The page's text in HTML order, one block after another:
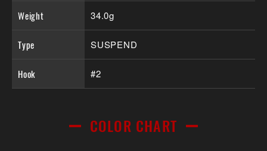
Weight 34.0g
Type SUSPEND
Hook #2
COLOR CHART